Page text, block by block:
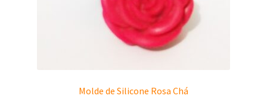
Molde de Silicone Rosa Chá